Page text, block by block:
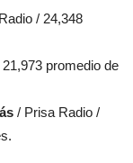
/ 24,348
promedio de
/ Prisa Radio /